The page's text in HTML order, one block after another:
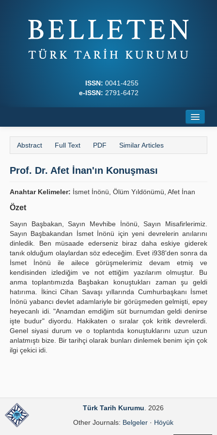
ISSN: 0041-4255
e-ISSN: 2791-6472
About
Journal Boards
Writing Rules
Principles
Publication Policies
Guidelines
Contact Us
Abstract Full Text PDF Similar Articles
Prof. Dr. Afet İnan'ın Konuşması
Anahtar Kelimeler: İsmet İnönü, Ölüm Yıldönümü, Afet İnan
Özet
Sayın Başbakan, Sayın Mevhibe İnönü, Sayın Misafirlerimiz.
Sayın Başbakandan İsmet İnönü için yeni devrelerin anılarını
dinledik. Ben müsaade ederseniz biraz daha eskiye giderek
tanık olduğum olaylardan söz edeceğim. Evet i938'den sonra da
İsmet İnönü ile ailece görüşmelerimiz devam etmiş ve
kendisinden izlediğim ve not ettiğim yazılarım olmuştur. Bu
anma toplantımızda Başbakan konuştukları zaman şu geldi
hatırıma. İkinci Cihan Savaşı yıllarında Cumhurbaşkanı İsmet
İnönü yabancı devlet adamlariyle bir görüşmeden gelmişti, epey
heyecanlı idi. "Anamdan emdiğim süt burnumdan geldi denirse
işte budur" diyordu. Hakikaten o sıralar çok kritik devrelerdi.
Genel siyasi durum ve o toplantıda konuştuklarını uzun uzun
anlatmıştı bize. Bir tarihçi olarak bunları dinlemek benim için çok
ilgi çekici idi.
Türk Tarih Kurumu . 2026
Other Journals: Belgeler· Höyük